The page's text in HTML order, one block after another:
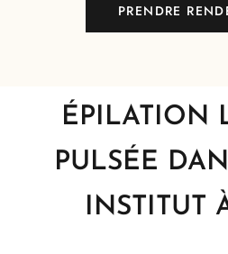
PRENDRE
ÉPILATION
PULSÉE
INSTITUT